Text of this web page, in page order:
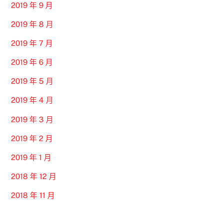
2019 年 9 月
2019 年 8 月
2019 年 7 月
2019 年 6 月
2019 年 5 月
2019 年 4 月
2019 年 3 月
2019 年 2 月
2019 年 1 月
2018 年 12 月
2018 年 11 月